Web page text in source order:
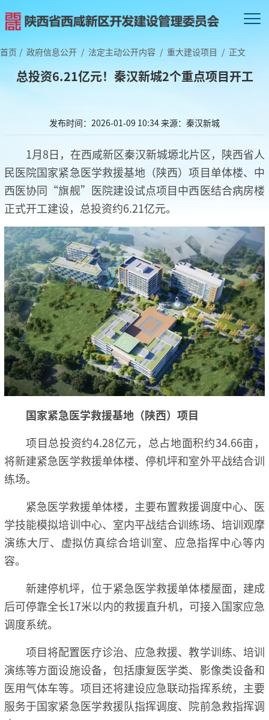
首页 / 政府信息公开 / 法定主动公开内容 / 重大建设项目 / 正文
总投资6.21亿元！秦汉新城2个重点项目开工
发布时间：2026-01-09 10:34来源：秦汉新城
1月8日，在西咸新区秦汉新城塬北片区，陕西省人
民医院国家紧急医学救援基地（陕西）项目单体楼、中
西医协同“旗舰”医院建设试点项目中西医结合病房楼
正式开工建设，总投资约6.21亿元。
国家紧急医学救援基地（陕西）项目
项目总投资约4.28亿元，总占地面积约34.66亩，
将新建紧急医学救援单体楼、停机坪和室外平战结合训
练场。
紧急医学救援单体楼，主要布置救援调度中心、医
学技能模拟培训中心、室内平战结合训练场、培训观摩
演练大厅、虚拟仿真综合培训室、应急指挥中心等内
容。
新建停机坪，位于紧急医学救援单体楼屋面，建成
后可停靠全长17米以内的救援直升机，可接入国家应急
调度系统。
项目将配置医疗诊治、应急救援、教学训练、培训
演练等方面设施设备，包括康复医学类、影像类设备和
医用气体车等。项目还将建设应急联动指挥系统，主要
服务于国家紧急医学救援队指挥调度、院前急救指挥调